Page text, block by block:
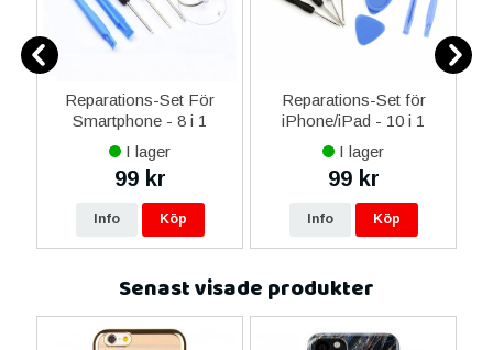
Reparations-Set För
Smartphone - 8 i 1
I lager
99 kr
Info Köp
Reparations-Set för
iPhone/iPad - 10 i 1
I lager
99 kr
Info Köp
Senast visade produkter